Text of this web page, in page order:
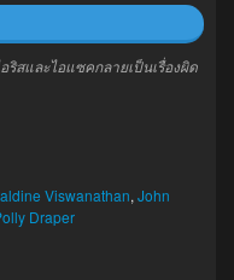
สและไอแซคกลายเป็นเรื่องผิด
Viswanathan,John
Draper